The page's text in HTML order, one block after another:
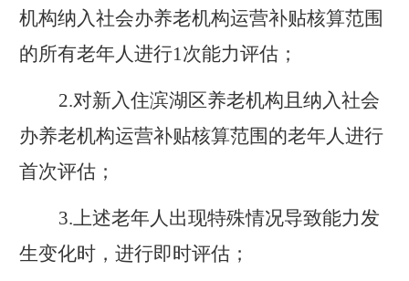
机构纳入社会办养老机构运营补贴核算范围
的所有老年人进行1次能力评估；
2.对新入住滨湖区养老机构且纳入社会
办养老机构运营补贴核算范围的老年人进行
首次评估；
3.上述老年人出现特殊情况导致能力发
生变化时，进行即时评估；